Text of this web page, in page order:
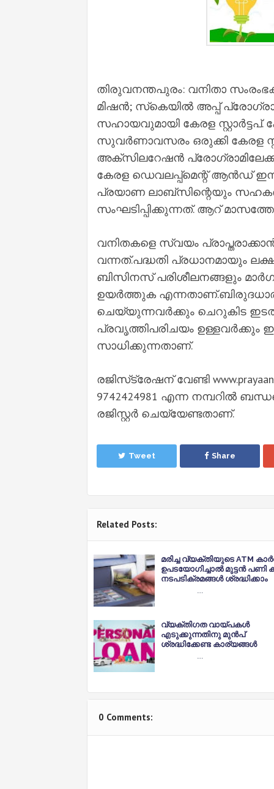
തിരുവനന്തപുരം: വനിതാ
മിഷൻ; സ്‌കെയിൽ അപ്പ്
സഹായവുമായി കേരള സ്റ്റാർട്ടപ്.
സുവര്‍ണാവസരം ഒരുക്കി കേരള
അക്‌സിലറേഷന്‍ പ്രോഗ്രാമിലേക്ക്
കേരള ഡെവലപ്പ്‌മെന്റ് ആന്‍ഡ്
പ്രയാണ ലാബ്‌സിന്റെയും
സംഘടിപ്പിക്കുന്നത്. ആറ്
വനിതകളെ സ്വയം
വന്നത്.പദ്ധതി പ്രധാനമായും
ബിസിനസ് പരിശീലനങ്ങളും
ഉയര്‍ത്തുക
ചെയ്യുന്നവര്‍ക്കും ചെറുകിട
പ്രവൃത്തിപരിചയം ഉള്ളവര്‍ക്കും
സാധിക്കുന്നതാണ്.
രജിസ്‌ട്രേഷന് വേണ്ടി
9742424981 എന്ന നമ്പറില്‍
രജിസ്റ്റര്‍ ചെയ്യേണ്ടതാണ്.
Tweet Share
Related Posts:
മരിച്ച വ്യക്തിയുടെ ATM
ഉപടയോഗിച്ചാൽ മുട്ടൻ പണി
നടപടിക്രമങ്ങൾ ശ്രദ്ധിക്കാം
…
വ്യക്തിഗത വായ്പകൾ
എടുക്കുന്നതിനു മുൻപ്
ശ്രദ്ധിക്കേണ്ട കാര്യങ്ങൾ
…
0 Comments: